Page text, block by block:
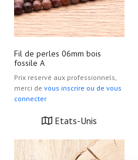
Fil de perles 06mm bois
fossile A
Prix reservé aux professionnels,
merci de vous inscrire ou de vous
connecter
Etats-Unis